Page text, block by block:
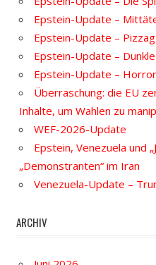
Epstein-Update –
Epstein-Update –
Epstein-Update –
Epstein-Update –
Überraschung: die EU
Inhalte, um Wahlen zu
WEF-2026-Update
Epstein, Venezuela und
„Demonstranten“ im Iran
Venezuela-Update –
ARCHIV